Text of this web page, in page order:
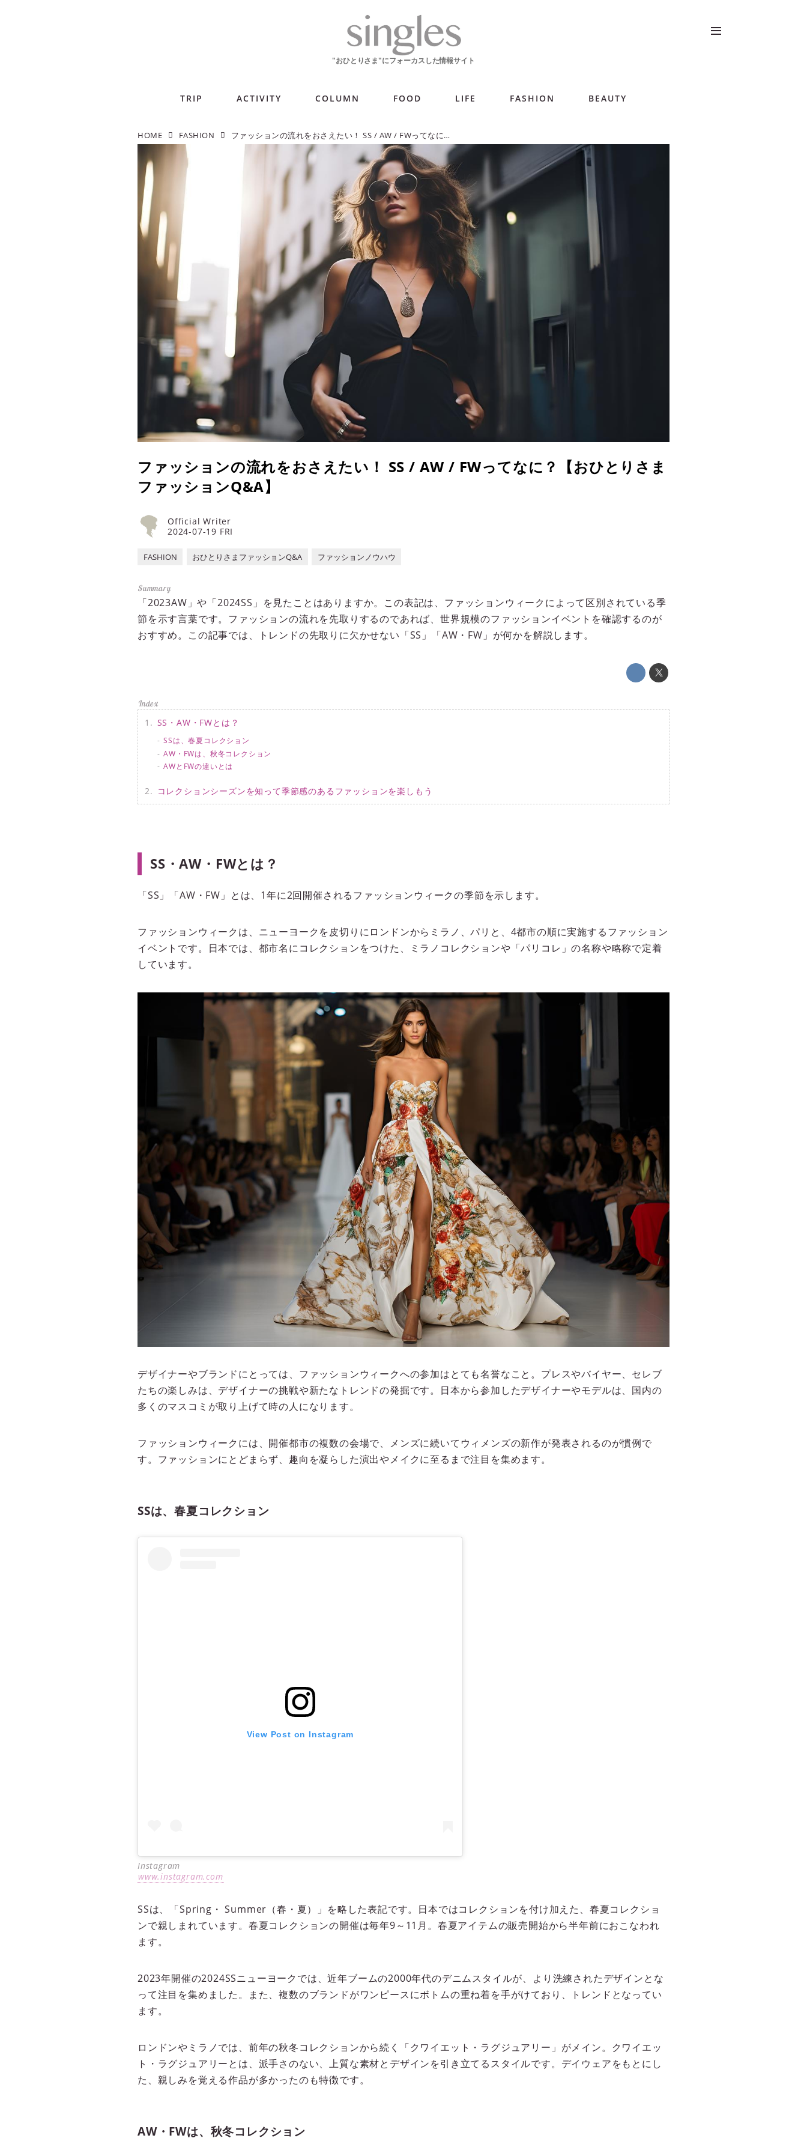
TRIP ACTIVITY COLUMN FOOD LIFE FASHION BEAUTY
HOME FASHION ファッションの流れをおさえたい！ SS / AW / FWってなに？【おひとりさまファッションQ&A】
ファッションの流れをおさえたい！ SS / AW / FWってなに？【おひとりさま
ファッションQ&A】
2024-07-19 FRI
Official Writer
FASHION おひとりさまファッションQ&A ファッションノウハウ
「2023AW」や「2024SS」を見たことはありますか。この表記は、ファッションウィークによって区別されている季
節を示す言葉です。ファッションの流れを先取りするのであれば、世界規模のファッションイベントを確認するのが
おすすめ。この記事では、トレンドの先取りに欠かせない「SS」「AW・FW」が何かを解説します。
SS・AW・FWとは？
SSは、春夏コレクション
AW・FWは、秋冬コレクション
AWとFWの違いとは
コレクションシーズンを知って季節感のあるファッションを楽しもう
SS・AW・FWとは？
「SS」「AW・FW」とは、1年に2回開催されるファッションウィークの季節を示します。
ファッションウィークは、ニューヨークを皮切りにロンドンからミラノ、パリと、4都市の順に実施するファッション
イベントです。日本では、都市名にコレクションをつけた、ミラノコレクションや「パリコレ」の名称や略称で定着
しています。
デザイナーやブランドにとっては、ファッションウィークへの参加はとても名誉なこと。プレスやバイヤー、セレブ
たちの楽しみは、デザイナーの挑戦や新たなトレンドの発掘です。日本から参加したデザイナーやモデルは、国内の
多くのマスコミが取り上げて時の人になります。
ファッションウィークには、開催都市の複数の会場で、メンズに続いてウィメンズの新作が発表されるのが慣例で
す。ファッションにとどまらず、趣向を凝らした演出やメイクに至るまで注目を集めます。
SSは、春夏コレクション
View Post on Instagram
Instagram
www.instagram.com
SSは、「Spring・ Summer（春・夏）」を略した表記です。日本ではコレクションを付け加えた、春夏コレクショ
ンで親しまれています。春夏コレクションの開催は毎年9～11月。春夏アイテムの販売開始から半年前におこなわれ
ます。
2023年開催の2024SSニューヨークでは、近年ブームの2000年代のデニムスタイルが、より洗練されたデザインとな
って注目を集めました。また、複数のブランドがワンピースにボトムの重ね着を手がけており、トレンドとなってい
ます。
ロンドンやミラノでは、前年の秋冬コレクションから続く「クワイエット・ラグジュアリー」がメイン。クワイエッ
ト・ラグジュアリーとは、派手さのない、上質な素材とデザインを引き立てるスタイルです。デイウェアをもとにし
た、親しみを覚える作品が多かったのも特徴です。
AW・FWは、秋冬コレクション